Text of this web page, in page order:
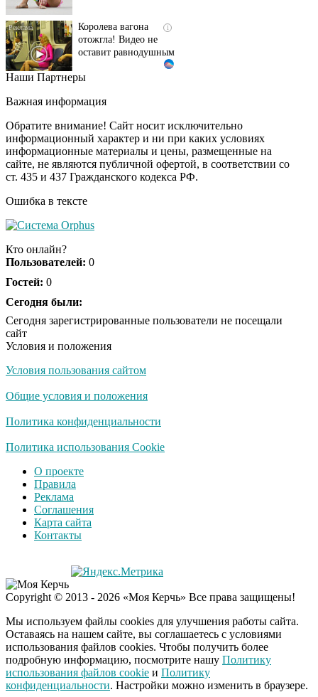
отожгла! Видео не
оставит равнодушным
Врач дала 5 советов,
инфаркта и инсульта
летом
i
Обнаружена тайная
семья пропавшего
Усольцева: вторая
Ржу не переставая, это
Ролик из Омска: вы
Ролик длится пару
шоке от увиденного
Наши Партнеры
Важная информация
Обратите внимание! Сайт носит исключительно
информационный характер и ни при каких условиях
информационные материалы и цены, размещенные на
сайте, не являются публичной офертой, в соответствии со
ст. 435 и 437 Гражданского кодекса РФ.
Ошибка в тексте
Кто онлайн?
Пользователей: 0
Гостей: 0
Сегодня были:
Сегодня зарегистрированные пользователи не посещали
сайт
Условия и положения
Условия пользования сайтом
Общие условия и положения
Политика конфиденциальности
Политика использования Cookie
О проекте
Правила
Реклама
Соглашения
Карта сайта
Контакты
Copyright © 2013 - 2026 «Моя Керчь» Все права защищены!
Мы используем файлы cookies для улучшения работы сайта.
Оставаясь на нашем сайте, вы соглашаетесь с условиями
использования файлов cookies. Чтобы получить более
подробную информацию, посмотрите нашу Политику
использования файлов cookie и Политику
конфиденциальности. Настройки можно изменить в браузере.